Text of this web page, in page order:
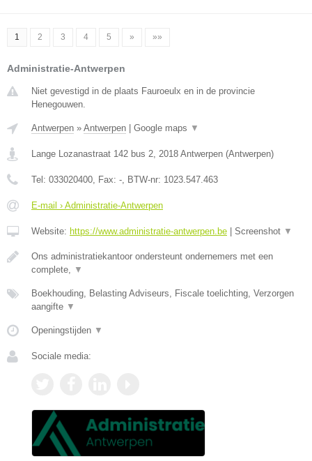
1 2 3 4 5 » »»
Administratie-Antwerpen
Niet gevestigd in de plaats Fauroeulx en in de provincie
Henegouwen.
Antwerpen » Antwerpen Google maps ▼
Lange Lozanastraat 142 bus 2, 2018 Antwerpen (Antwerpen)
Tel: 033020400, Fax: -, BTW-nr: 1023.547.463
E-mail › Administratie-Antwerpen
Website: https://www.administratie-antwerpen.be Screenshot ▼
Ons administratiekantoor ondersteunt ondernemers met een
complete, ▼
Boekhouding, Belasting Adviseurs, Fiscale toelichting, Verzorgen
aangifte ▼
Openingstijden ▼
Sociale media: